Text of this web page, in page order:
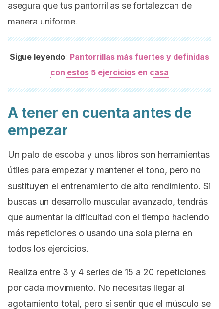
asegura que tus pantorrillas se fortalezcan de
manera uniforme.
Sigue leyendo: Pantorrillas más fuertes y definidas
con estos 5 ejercicios en casa
A tener en cuenta antes de
empezar
Un palo de escoba y unos libros son herramientas
útiles para empezar y mantener el tono, pero no
sustituyen el entrenamiento de alto rendimiento. Si
buscas un desarrollo muscular avanzado, tendrás
que aumentar la dificultad con el tiempo haciendo
más repeticiones o usando una sola pierna en
todos los ejercicios.
Realiza entre 3 y 4 series de 15 a 20 repeticiones
por cada movimiento. No necesitas llegar al
agotamiento total, pero sí sentir que el músculo se